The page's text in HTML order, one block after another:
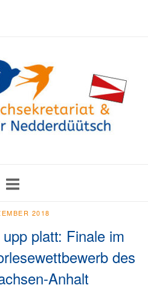
2018
platt: Finale im
des
Anhalt